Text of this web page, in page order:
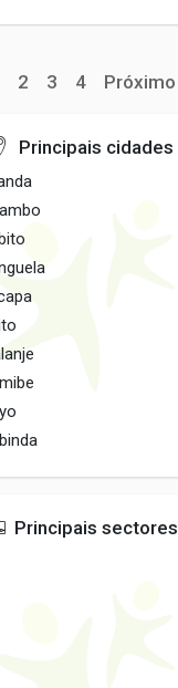
2 3 4 Próximo
Principais cidades
Principais sectores